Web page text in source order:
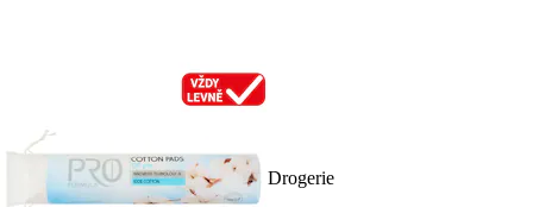
Drogerie